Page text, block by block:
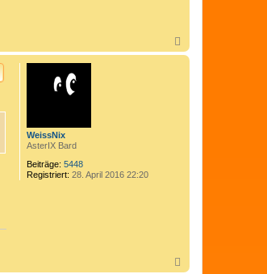
a
c
WeissNix
AsterIX Bard
Beiträge: 5448
Registriert: 28. April 2016 22:20